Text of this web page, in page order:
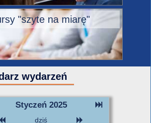
"szyte na miarę"
wydarzeń
Styczeń 2025
dziś